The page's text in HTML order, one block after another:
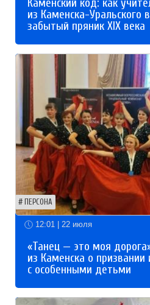
Каменский код: как
из Каменска-Уральского
забытый пряник XIX века
ПЕРСОНА
12:01 | 22 июля
«Танец — это моя
из Каменска о призвании
с особенными детьми